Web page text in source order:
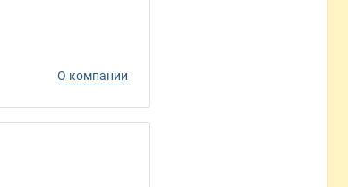
О компании